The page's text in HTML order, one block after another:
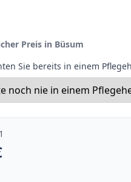
Das Pflegekonzept
und individuellen
jedes Einzelnen
Ausstattung der
ermöglicht ein
und Komfort im Alltag.
Rückzugsorten laden
zum Verweilen
Preis in Büsum
Sie bereits in einem